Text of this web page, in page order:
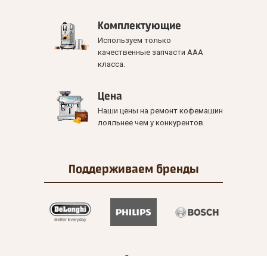
Комплектующие
Используем только
качественные запчасти ААА
класса.
Цена
Наши цены на ремонт кофемашин
лояльнее чем у конкурентов.
Поддерживаем бренды